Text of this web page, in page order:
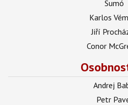
Sumó
Karlos
Jiří
Conor
Andrej
Petr